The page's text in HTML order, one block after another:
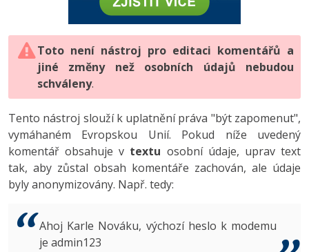
HTML5, CSS3, Bootstrap, SEO
SQL a databáze
Testování a verzování
UML a návrhové vzory
React
Spring
ASP.NET MVC
PHP
JavaScript
Python
HTML / CSS
UML a návrhové vzory
MySQL/MariaDB
MS-SQL
Vývojář mobilních aplikací
C# Game developer
Tester
Systémový administrátor
3D grafik
-80%
JavaScript -80%
PHP -80%
Swift -80%
Kotlin -80%
VB.NET
Digitální gramotnost
Marketing
WordPress
SEO
UX
Business
Copywriting
Photoshop -80%
Adobe Illustrator -80%
Adobe Lightroom
Adobe XD
Adobe InDesign -25%
Adobe After Effects
Inkscape
Toto není nástroj pro editaci komentářů a
jiné změny než osobních údajů nebudou
schváleny.
Tento nástroj slouží k uplatnění práva "být zapomenut",
vymáhaném Evropskou Unií. Pokud níže uvedený
komentář obsahuje v textu osobní údaje, uprav text
tak, aby zůstal obsah komentáře zachován, ale údaje
byly anonymizovány. Např. tedy:
Ahoj Karle Nováku, výchozí heslo k modemu
je admin123